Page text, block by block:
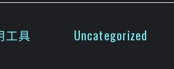
工具 Uncategorized